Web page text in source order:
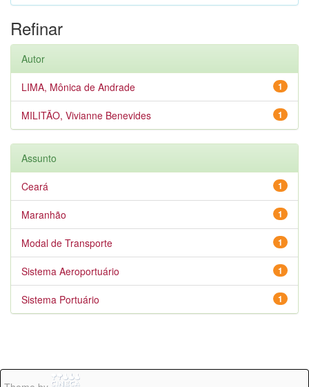
Refinar
Autor
1
LIMA, Mônica de Andrade
1
MILITÃO, Vivianne Benevides
Assunto
1
Ceará
1
Maranhão
1
Modal de Transporte
1
Sistema Aeroportuário
1
Sistema Portuário